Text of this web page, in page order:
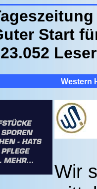
Start
Western
Wir